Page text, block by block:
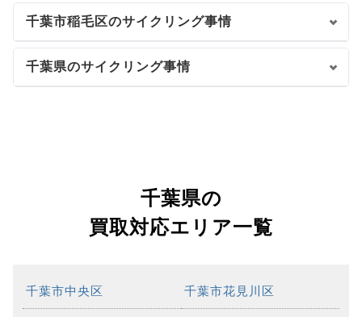
千葉市稲毛区のサイクリング事情
千葉県のサイクリング事情
千葉県の
買取対応エリア一覧
千葉市中央区 千葉市花見川区